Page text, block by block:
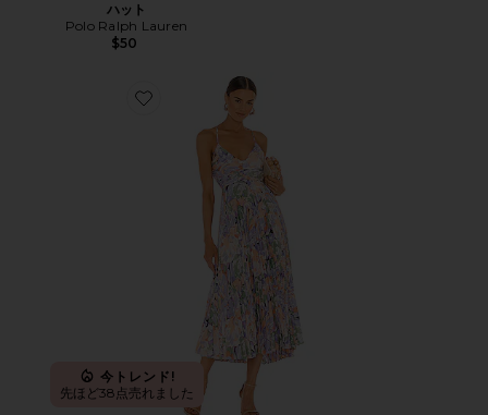
ハット
Polo Ralph Lauren
$50
Favorite BLYTHE ドレス
今トレンド!
先ほど38点売れました